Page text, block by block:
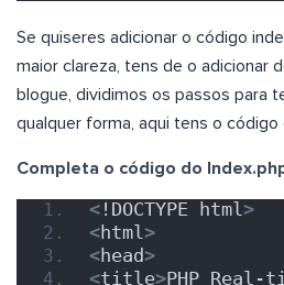
Se quiseres adicionar o código
maior clareza, tens de o adicionar
blogue, dividimos os passos para
qualquer forma, aqui tens o
Completa o código do
< !DOCTYPE html >
<html >
<head>
<title>PHP Real-